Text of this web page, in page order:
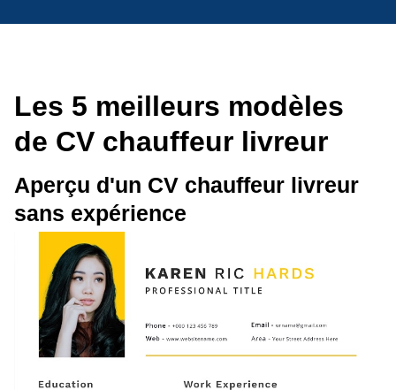
Les 5 meilleurs modèles
de CV chauffeur livreur
Aperçu d'un CV chauffeur livreur
sans expérience